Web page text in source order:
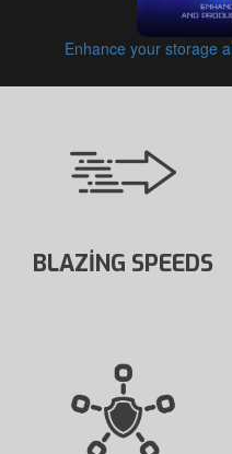
Enhance your storage
BLAZING SPEEDS